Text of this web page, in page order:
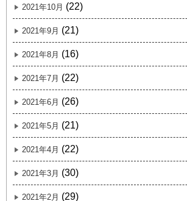
2021年10月 (22)
2021年9月 (21)
2021年8月 (16)
2021年7月 (22)
2021年6月 (26)
2021年5月 (21)
2021年4月 (22)
2021年3月 (30)
2021年2月 (29)